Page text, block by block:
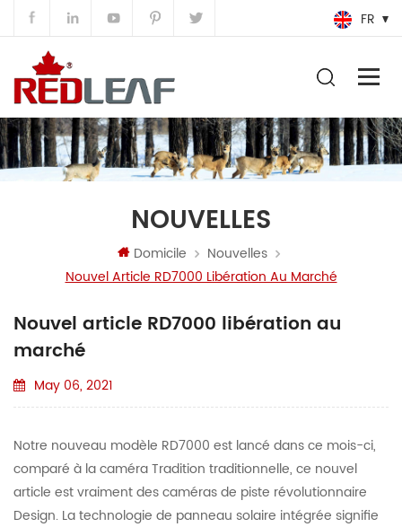
FR
NOUVELLES
Domicile
Nouvelles
Nouvel Article RD7000 Libération Au Marché
Nouvel article RD7000 libération au
marché
May 06, 2021
Notre nouveau modèle RD7000 est lancé dans ce mois-ci,
comparé à la caméra Tradition traditionnelle, ce nouvel
article est vraiment des caméras de piste révolutionnaire
Design. La technologie de panneau solaire intégrée signifie